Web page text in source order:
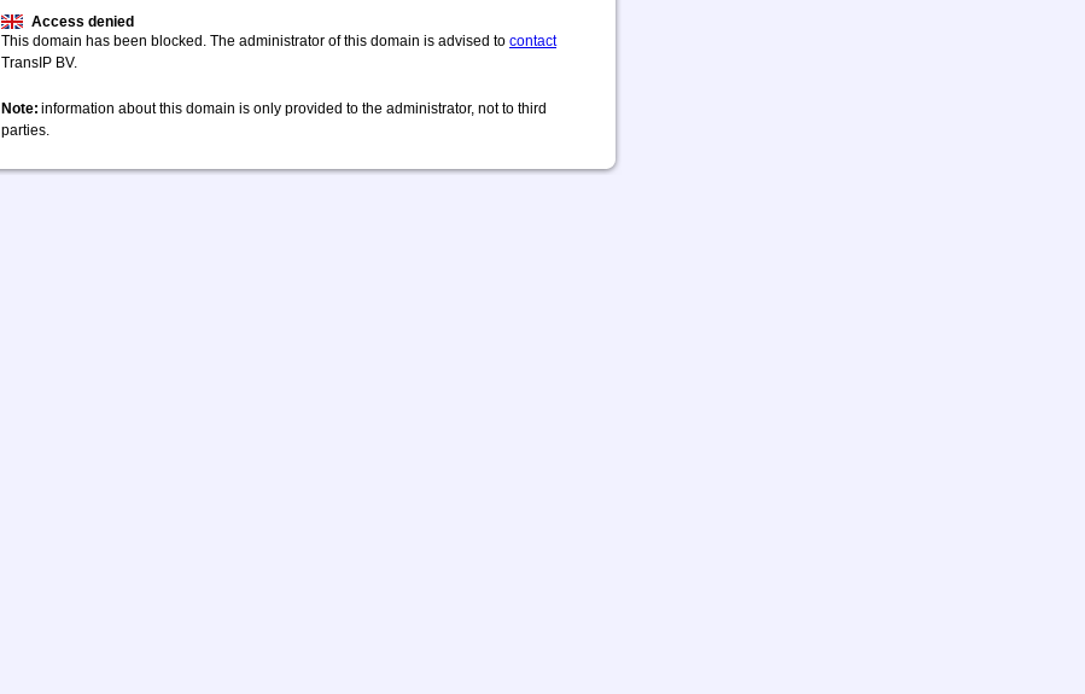
Access denied
This domain has been blocked. The administrator of this domain is advised to contact
TransIP BV.
Note: information about this domain is only provided to the administrator, not to third
parties.